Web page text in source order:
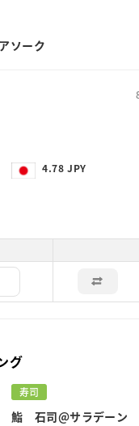
ソーク
4.78 JPY
グ
寿司
鮨 石司@サラデーン